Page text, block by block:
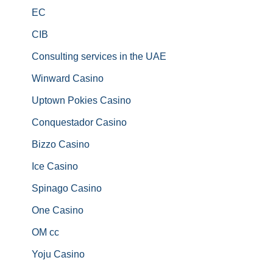
EC
CIB
Consulting services in the UAE
Winward Casino
Uptown Pokies Casino
Conquestador Casino
Bizzo Casino
Ice Casino
Spinago Casino
One Casino
OM cc
Yoju Casino